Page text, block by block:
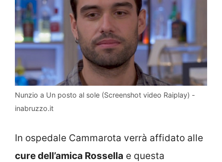
Nunzio a Un posto al sole (Screenshot video Raiplay) -
inabruzzo.it
In ospedale Cammarota verrà affidato alle
cure dell’amica Rossella e questa